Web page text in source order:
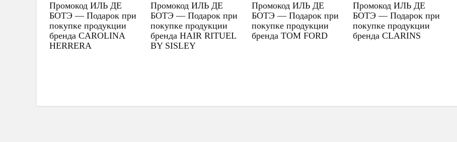
Промокод ИЛЬ ДЕ
БОТЭ — Подарок при
покупке продукции
бренда CAROLINA
HERRERA
Промокод ИЛЬ ДЕ
БОТЭ — Подарок при
покупке продукции
бренда HAIR RITUEL
BY SISLEY
Промокод ИЛЬ ДЕ
БОТЭ — Подарок при
покупке продукции
бренда TOM FORD
Промокод ИЛЬ ДЕ
БОТЭ — Подарок при
покупке продукции
бренда CLARINS